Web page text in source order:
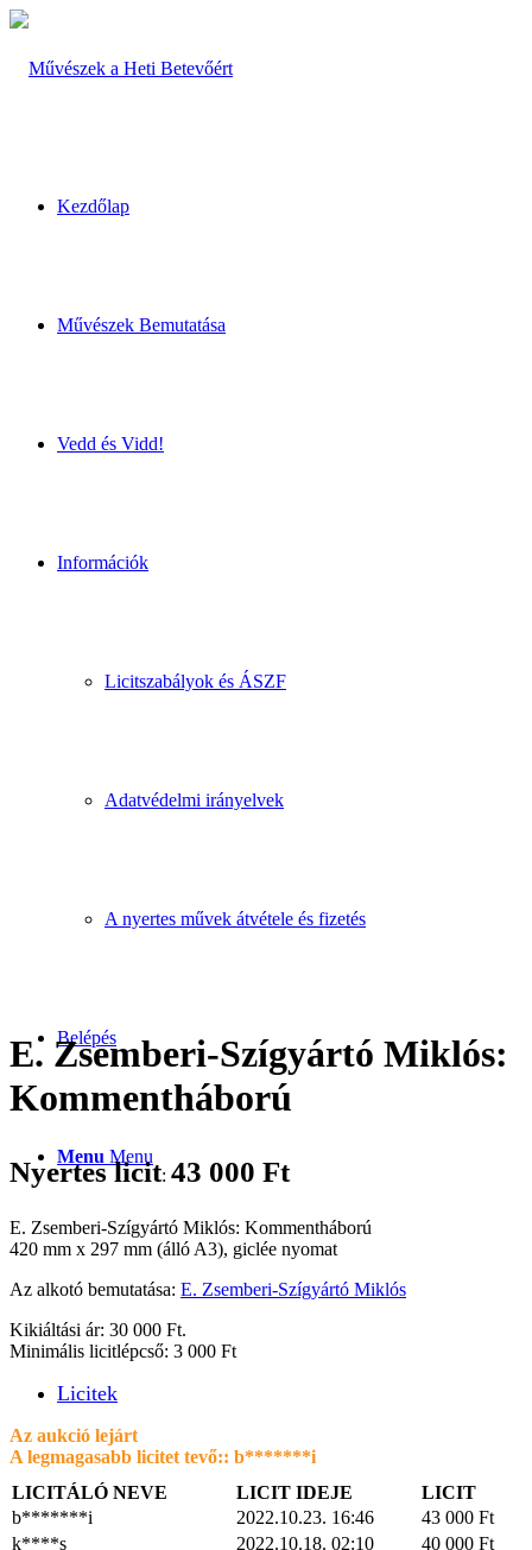
Kezdőlap
Művészek Bemutatása
Vedd és Vidd!
Információk
Licitszabályok és ÁSZF
Adatvédelmi irányelvek
A nyertes művek átvétele és fizetés
Belépés
Menu Menu
E. Zsemberi-Szígyártó Miklós:
Kommentháború
Nyertes licit: 43 000 Ft
E. Zsemberi-Szígyártó Miklós: Kommentháború
420 mm x 297 mm (álló A3), giclée nyomat
Az alkotó bemutatása: E. Zsemberi-Szígyártó Miklós
Kikiáltási ár: 30 000 Ft.
Minimális licitlépcső: 3 000 Ft
Licitek
Az aukció lejárt
A legmagasabb licitet tevő:: b*******i
LICITÁLÓ NEVE
LICIT IDEJE
LICIT
b*******i
2022.10.23. 16:46 43 000 Ft
k****s
2022.10.18. 02:10 40 000 Ft